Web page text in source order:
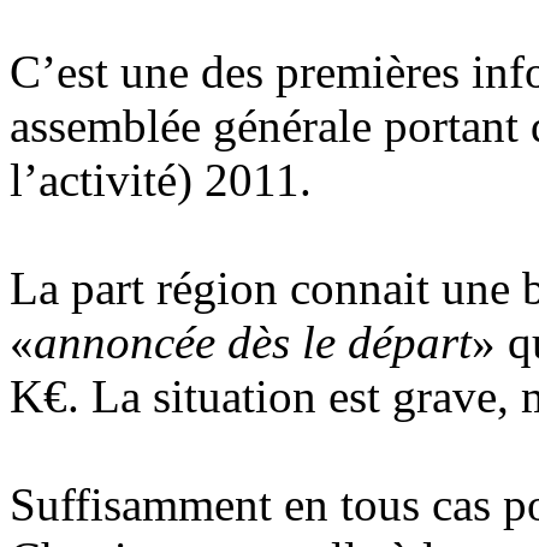
C’est une des premières
assemblée générale
l’activité) 2011.
La part région connait une
«annoncée dès le départ»
K€. La situation est grave,
Suffisamment en tous cas